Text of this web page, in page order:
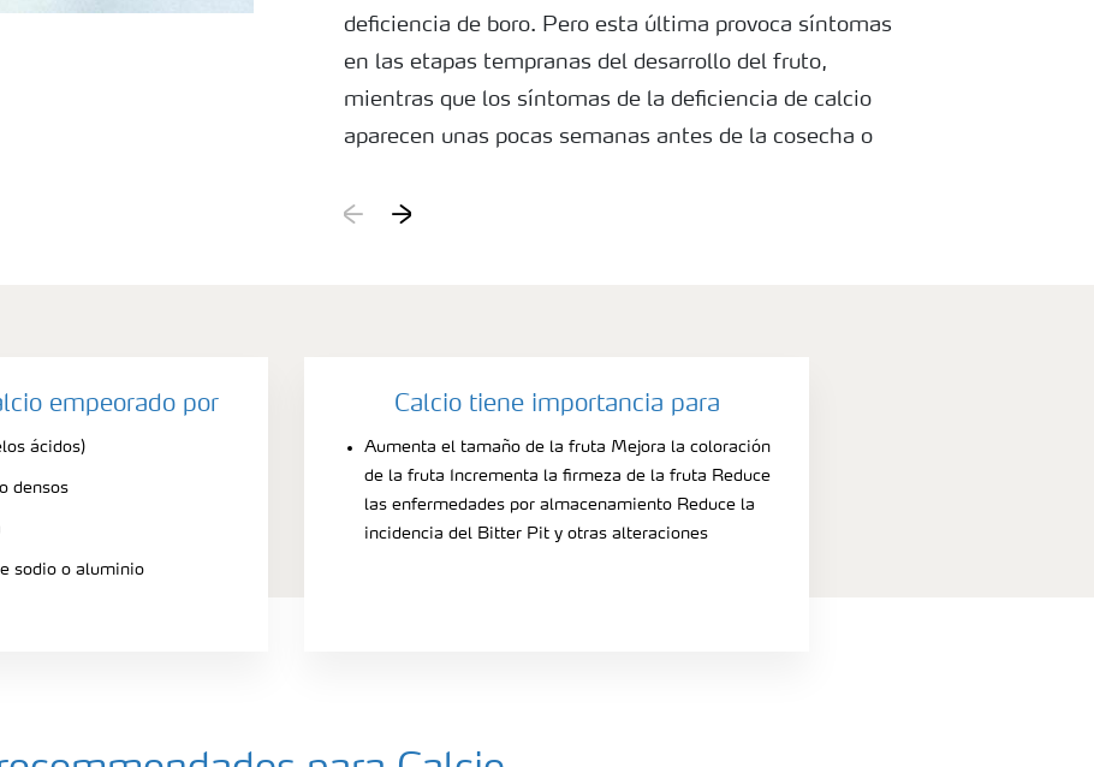
deficiencia de boro. Pero esta última provoca síntomas
en las etapas tempranas del desarrollo del fruto,
mientras que los síntomas de la deficiencia de calcio
aparecen unas pocas semanas antes de la cosecha o
empeorado por
ácidos)
densos
sodio o aluminio
Calcio tiene importancia para
Aumenta el tamaño de la fruta Mejora la coloración
de la fruta Incrementa la firmeza de la fruta Reduce
las enfermedades por almacenamiento Reduce la
incidencia del Bitter Pit y otras alteraciones